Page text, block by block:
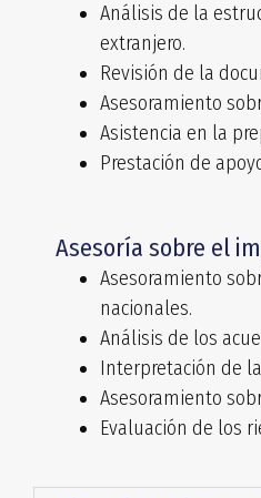
Análisis de la
extranjero.
Revisión de la
Asesoramiento
Asistencia en la
Prestación de
Asesoría sobre el
Asesoramiento
nacionales.
Análisis de los
Interpretación de
Asesoramiento
Evaluación de los